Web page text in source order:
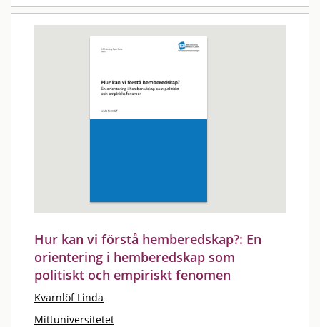
Hur kan vi förstå hemberedskap?: En
orientering i hemberedskap som
politiskt och empiriskt fenomen
Kvarnlöf Linda
Mittuniversitetet